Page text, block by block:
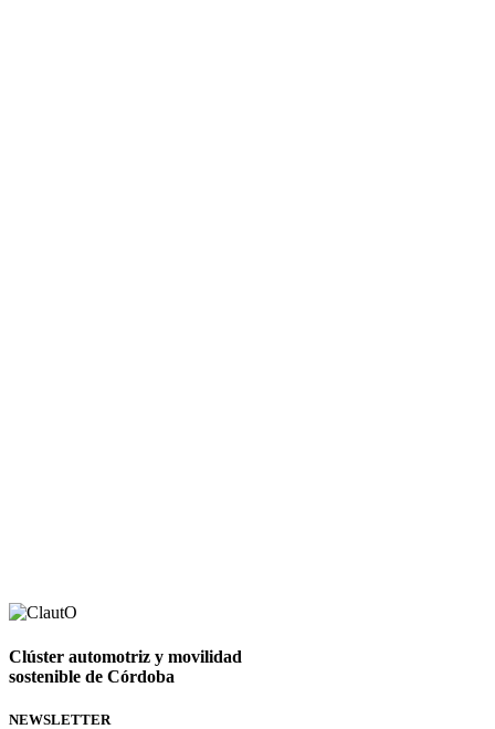
Clúster automotriz y movilidad
sostenible de Córdoba
NEWSLETTER